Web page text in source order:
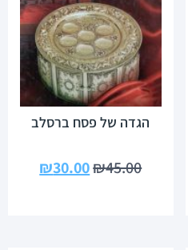
הגדה של פסח ברסלב
₪45.00
₪30.00